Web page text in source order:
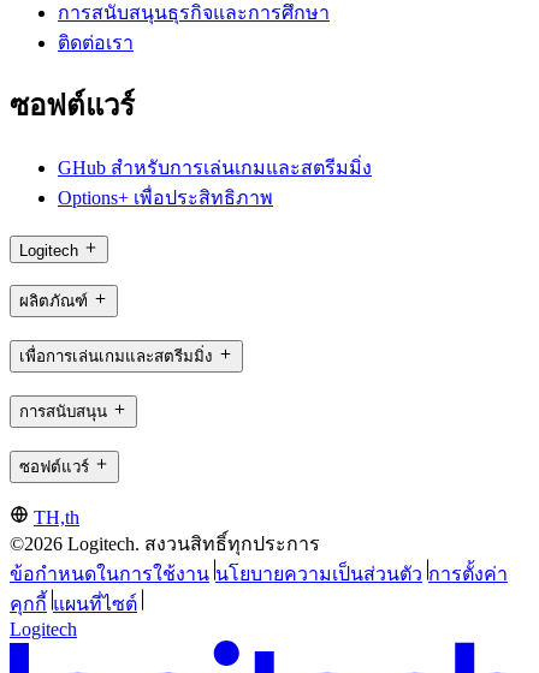
การสนับสนุนธุรกิจและการศึกษา
ติดต่อเรา
ซอฟต์แวร์
GHub สำหรับการเล่นเกมและสตรีมมิ่ง
Options+ เพื่อประสิทธิภาพ
Logitech
ผลิตภัณฑ์
เพื่อการเล่นเกมและสตรีมมิ่ง
การสนับสนุน
ซอฟต์แวร์
TH,th
©2026 Logitech. สงวนสิทธิ์ทุกประการ
ข้อกำหนดในการใช้งาน นโยบายความเป็นส่วนตัว การตั้งค่า
คุกกี้ แผนที่ไซต์
Logitech